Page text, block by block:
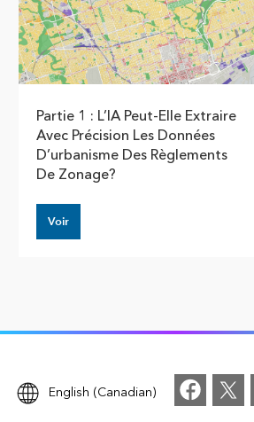
Partie 1 : L’IA Peut-Elle Extraire
Avec Précision Les Données
D’urbanisme Des Règlements
De Zonage?
Voir
English (Canadian)